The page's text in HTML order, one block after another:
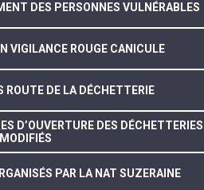
DES PERSONNES VULNÉRABLES
VIGILANCE ROUGE CANICULE
ROUTE DE LA DÉCHETTERIE
D’OUVERTURE DES DÉCHETTERIES
MODIFIÉS
PAR LA NAT SUZERAINE